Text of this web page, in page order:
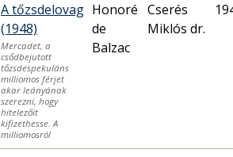
A tőzsdelovag
(1948)
Mercadet, a
csődbejutott
tőzsdespekuláns
milliomos férjet
akar leányának
szerezni, hogy
hitelezőit
kifizethesse. A
milliomosról
Honoré
de
Balzac
Cserés
Miklós dr.